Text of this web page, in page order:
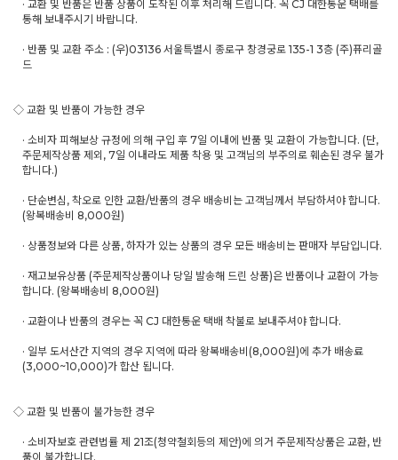
· 교환 및 반품은 반품 상품이 도착된 이후 처리해 드립니다. 꼭 CJ 대한통운 택배를
통해 보내주시기 바랍니다.
· 반품 및 교환 주소 : (우)03136 서울특별시 종로구 창경궁로 135-1 3층 (주)퓨리골
드
◇ 교환 및 반품이 가능한 경우
· 소비자 피해보상 규정에 의해 구입 후 7일 이내에 반품 및 교환이 가능합니다. (단,
주문제작상품 제외, 7일 이내라도 제품 착용 및 고객님의 부주의로 훼손된 경우 불가
합니다.)
· 단순변심, 착오로 인한 교환/반품의 경우 배송비는 고객님께서 부담하셔야 합니다.
(왕복배송비 8,000원)
· 상품정보와 다른 상품, 하자가 있는 상품의 경우 모든 배송비는 판매자 부담입니다.
· 재고보유상품 (주문제작상품이나 당일 발송해 드린 상품)은 반품이나 교환이 가능
합니다. (왕복배송비 8,000원)
· 교환이나 반품의 경우는 꼭 CJ 대한통운 택배 착불로 보내주셔야 합니다.
· 일부 도서산간 지역의 경우 지역에 따라 왕복배송비(8,000원)에 추가 배송료
(3,000~10,000)가 합산 됩니다.
◇ 교환 및 반품이 불가능한 경우
· 소비자보호 관련법률 제 21조(청약철회등의 제안)에 의거 주문제작상품은 교환, 반
품이 불가합니다.